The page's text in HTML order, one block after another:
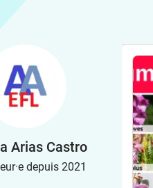
Arias Castro
depuis 2021